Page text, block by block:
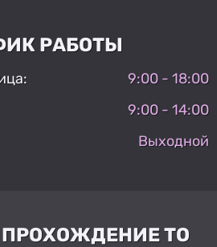
РАБОТЫ
9:00 - 18:00
9:00 - 14:00
Выходной
ПРОХОЖДЕНИЕ ТО